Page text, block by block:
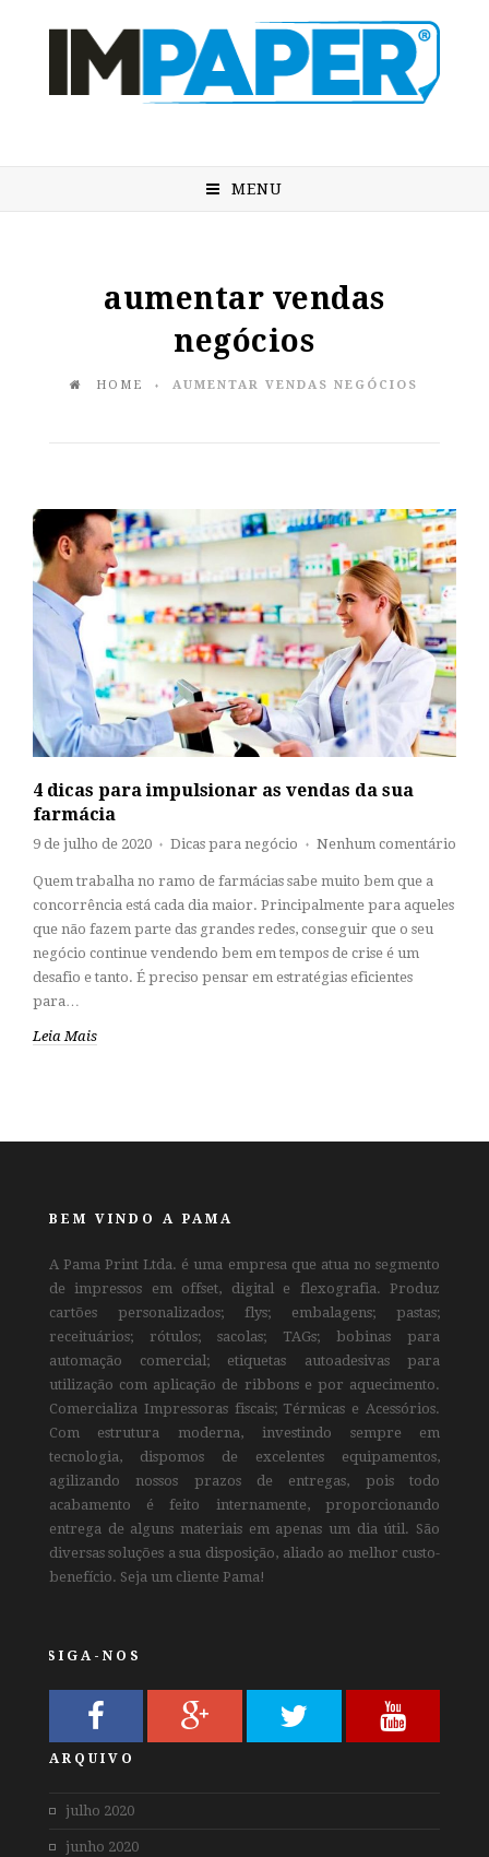
MENU
aumentar vendas
negócios
HOME ♦ AUMENTAR VENDAS NEGÓCIOS
4 dicas para impulsionar as vendas da sua
farmácia
9 de julho de 2020 ♦ Dicas para negócio ♦ Nenhum comentário
Quem trabalha no ramo de farmácias sabe muito bem que a
concorrência está cada dia maior. Principalmente para aqueles
que não fazem parte das grandes redes, conseguir que o seu
negócio continue vendendo bem em tempos de crise é um
desafio e tanto. É preciso pensar em estratégias eficientes
para…
Leia Mais
BEM VINDO A PAMA
A Pama Print Ltda. é uma empresa que atua no segmento
de impressos em offset, digital e flexografia. Produz
cartões personalizados; flys; embalagens; pastas;
receituários; rótulos; sacolas; TAGs; bobinas para
automação comercial; etiquetas autoadesivas para
utilização com aplicação de ribbons e por aquecimento.
Comercializa Impressoras fiscais; Térmicas e Acessórios.
Com estrutura moderna, investindo sempre em
tecnologia, dispomos de excelentes equipamentos,
agilizando nossos prazos de entregas, pois todo
acabamento é feito internamente, proporcionando
entrega de alguns materiais em apenas um dia útil. São
diversas soluções a sua disposição, aliado ao melhor custo-
benefício. Seja um cliente Pama!
SIGA-NOS
ARQUIVO
julho 2020
junho 2020